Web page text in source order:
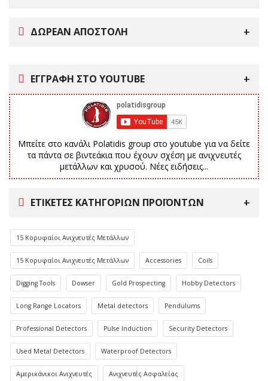
ΔΩΡΕΑΝ ΑΠΟΣΤΟΛΗ
ΕΓΓΡΑΦΗ ΣΤΟ YOUTUBE
Μπείτε στο κανάλι Polatidis group στο youtube για να δείτε
τα πάντα σε βιντεάκια που έχουν σχέση με ανιχνευτές
μετάλλων και χρυσού. Νέες ειδήσεις...
ΕΤΙΚΈΤΕΣ ΚΑΤΗΓΟΡΙΏΝ ΠΡΟΪΌΝΤΩΝ
15 Κορυφαίοι Ανιχνευτές Μετάλλων
15 Κορυφαίοι Ανιχνευτές Μετάλλων Accessories Coils
Digging Tools Dowser Gold Prospecting Hobby Detectors
Long Range Locators Metal detectors Pendulums
Professional Detectors Pulse Induction Security Detectors
Used Metal Detectors Waterproof Detectors
Αμερικάνικοι Ανιχνευτές Ανιχνευτές Ασφαλείας